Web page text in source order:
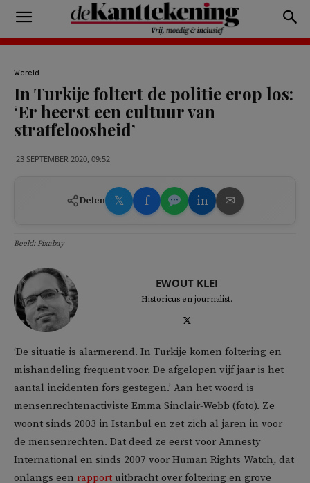
Wereld
In Turkije foltert de politie erop los:
‘Er heerst een cultuur van
straffeloosheid’
23 SEPTEMBER 2020, 09:52
Delen 𝕏 f in ✉
Beeld: Pixabay
EWOUT KLEI
Historicus en journalist.
‘De situatie is alarmerend. In Turkije komen foltering en
mishandeling frequent voor. De afgelopen vijf jaar is het
aantal incidenten fors gestegen.’ Aan het woord is
mensenrechtenactiviste Emma Sinclair-Webb (foto). Ze
woont sinds 2003 in Istanbul en zet zich al jaren in voor
de mensenrechten. Dat deed ze eerst voor Amnesty
International en sinds 2007 voor Human Rights Watch, dat
onlangs een rapport uitbracht over foltering en grove